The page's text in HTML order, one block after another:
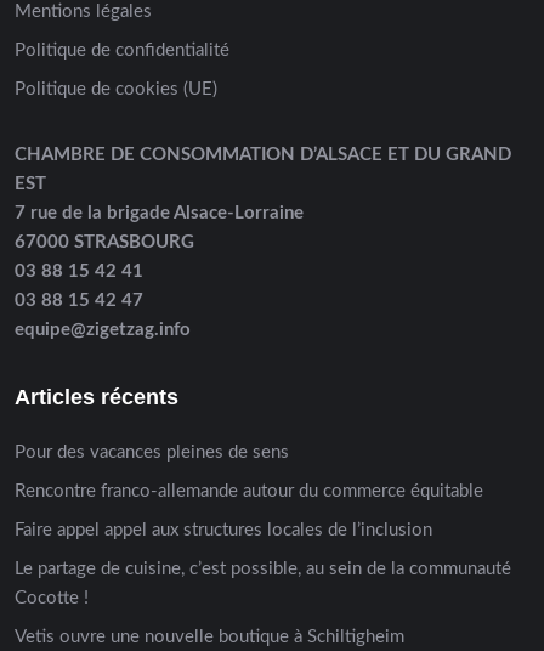
Mentions légales
Politique de confidentialité
Politique de cookies (UE)
CHAMBRE DE CONSOMMATION D’ALSACE ET DU GRAND
EST
7 rue de la brigade Alsace-Lorraine
67000 STRASBOURG
03 88 15 42 41
03 88 15 42 47
equipe@zigetzag.info
Articles récents
Pour des vacances pleines de sens
Rencontre franco-allemande autour du commerce équitable
Faire appel appel aux structures locales de l’inclusion
Le partage de cuisine, c’est possible, au sein de la communauté
Cocotte !
Vetis ouvre une nouvelle boutique à Schiltigheim